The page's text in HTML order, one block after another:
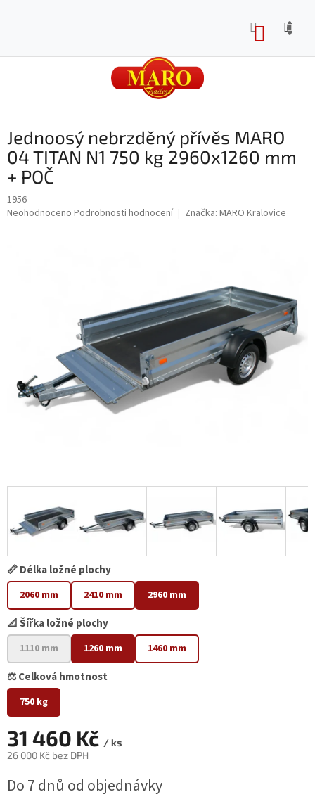
Jednoosý nebrzděný přívěs MARO
04 TITAN N1 750 kg 2960x1260 mm
+ POČ
1956
Průměrné
Neohodnoceno Podrobnosti hodnocení Značka: MARO Kralovice
📏 Délka ložné plochy
2060 mm 2410 mm 2960 mm
📐 Šířka ložné plochy
1110 mm 1260 mm 1460 mm
⚖️ Celková hmotnost
750 kg
31 460 Kč / ks
26 000 Kč bez DPH
cena:
Do 7 dnů od objednávky